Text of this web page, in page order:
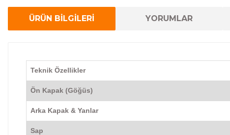
ÜRÜN BİLGİLERİ YORUMLAR
Teknik Özellikler
Ön Kapak (Göğüs)
Arka Kapak & Yanlar
Sap